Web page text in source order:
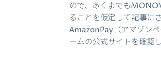
ので、あくまでも
ることを仮定して記事に
AmazonPay（アマゾン
ームの公式サイトを確認